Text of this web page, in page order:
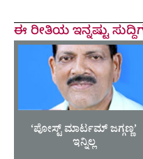
ಈ ರೀತಿಯ ಇನ್ನಷ್ಟು
‘ಪೋಸ್ಟ್ ಮಾರ್ಟಮ್ ಜಗ್ಗಣ್ಣ’
ಇನ್ನಿಲ್ಲ